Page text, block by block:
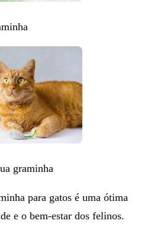
graminha
para gatos é uma ótima
e o bem-estar dos felinos.